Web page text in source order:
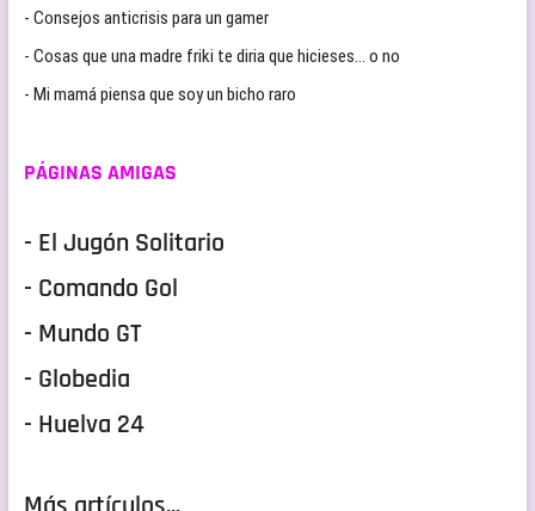
- Consejos anticrisis para un gamer
- Cosas que una madre friki te diria que hicieses… o no
- Mi mamá piensa que soy un bicho raro
PÁGINAS AMIGAS
- El Jugón Solitario
- Comando Gol
- Mundo GT
- Globedia
- Huelva 24